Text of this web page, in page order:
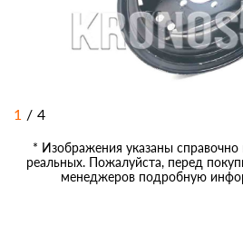
1 / 4
* Изображения указаны справочно
реальных. Пожалуйста, перед
менеджеров подробную